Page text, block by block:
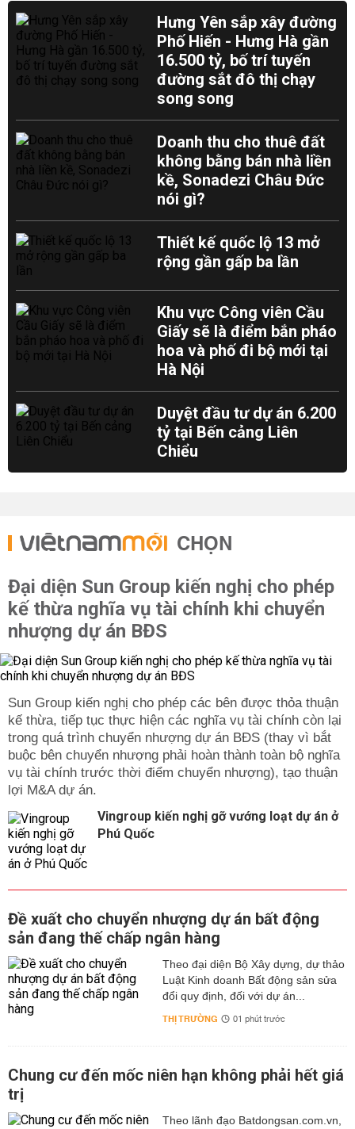
Hưng Yên sắp xây đường
Phố Hiến - Hưng Hà gần
16.500 tỷ, bố trí tuyến
đường sắt đô thị chạy
song song
Doanh thu cho thuê đất
không bằng bán nhà liền
kề, Sonadezi Châu Đức
nói gì?
Thiết kế quốc lộ 13 mở
rộng gần gấp ba lần
Khu vực Công viên Cầu
Giấy sẽ là điểm bắn pháo
hoa và phố đi bộ mới tại
Hà Nội
Duyệt đầu tư dự án 6.200
tỷ tại Bến cảng Liên
Chiểu
CHỌN
Đại diện Sun Group kiến nghị cho phép
kế thừa nghĩa vụ tài chính khi chuyển
nhượng dự án BĐS
Sun Group kiến nghị cho phép các bên được thỏa thuận
kế thừa, tiếp tục thực hiện các nghĩa vụ tài chính còn lại
trong quá trình chuyển nhượng dự án BĐS (thay vì bắt
buộc bên chuyển nhượng phải hoàn thành toàn bộ nghĩa
vụ tài chính trước thời điểm chuyển nhượng), tạo thuận
lợi M&A dự án.
Vingroup kiến nghị gỡ vướng loạt dự án ở
Phú Quốc
Đề xuất cho chuyển nhượng dự án bất động
sản đang thế chấp ngân hàng
Theo đại diện Bộ Xây dựng, dự thảo
Luật Kinh doanh Bất động sản sửa
đổi quy định, đối với dự án...
THỊ TRƯỜNG 01 phút trước
Chung cư đến mốc niên hạn không phải hết giá
trị
Theo lãnh đạo Batdongsan.com.vn,